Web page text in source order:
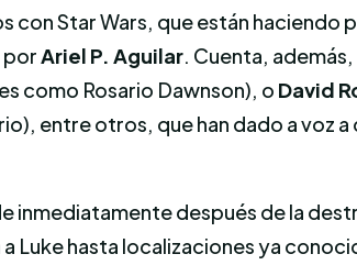
Star Wars, que están haciendo
porAriel P. Aguilar. Cuenta,
como Rosario Dawnson), o David
entre otros, que han dado a voz
inmediatamente después de la
Luke hasta localizaciones ya